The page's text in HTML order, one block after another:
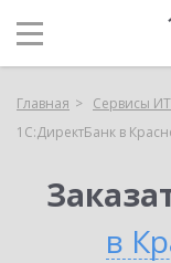
Главная Сервисы
1С:ДиректБанк в
в